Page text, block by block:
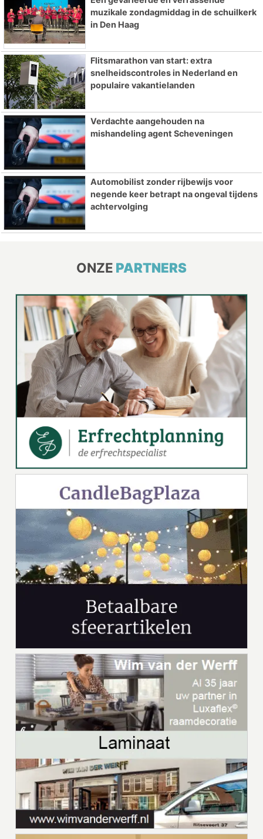
muzikale zondagmiddag in de schuilkerk
in Den Haag
Flitsmarathon van start: extra
snelheidscontroles in Nederland en
populaire vakantielanden
Verdachte aangehouden na
mishandeling agent Scheveningen
Automobilist zonder rijbewijs voor
negende keer betrapt na ongeval tijdens
achtervolging
ONZE PARTNERS